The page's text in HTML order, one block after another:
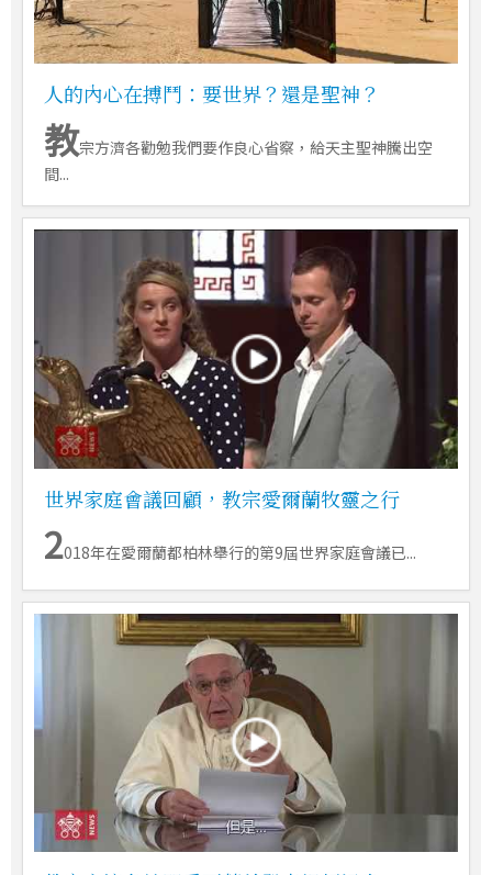
人的內心在搏鬥：要世界？還是聖神？
教宗方濟各勸勉我們要作良心省察，給天主聖神騰出空
間...
世界家庭會議回顧，教宗愛爾蘭牧靈之行
2018年在愛爾蘭都柏林舉行的第9屆世界家庭會議已...